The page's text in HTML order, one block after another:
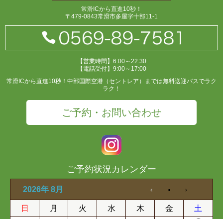
常滑ICから直進10秒！
〒479-0843常滑市多屋字十部11-1
【営業時間】6:00～22:30
【電話受付】9:00～17:00
常滑ICから直進10秒！中部国際空港（セントレア）までは無料送迎バスでラク
ラク！
ご予約・お問い合わせ
ご予約状況カレンダー
2026年 8月
日 月 火 水 木 金 土